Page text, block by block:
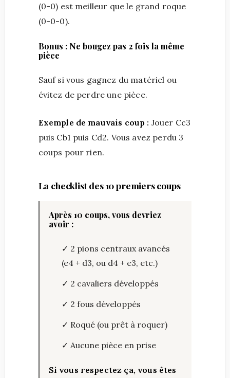
(0-0) est meilleur que le grand roque
(0-0-0).
Bonus : Ne bougez pas 2 fois la même
pièce
Sauf si vous gagnez du matériel ou
évitez de perdre une pièce.
Exemple de mauvais coup : Jouer Cc3
puis Cb1 puis Cd2. Vous avez perdu 3
coups pour rien.
La checklist des 10 premiers coups
Après 10 coups, vous devriez
avoir :
✓ 2 pions centraux avancés
(e4 + d3, ou d4 + e3, etc.)
✓ 2 cavaliers développés
✓ 2 fous développés
✓ Roqué (ou prêt à roquer)
✓ Aucune pièce en prise
Si vous respectez ça, vous êtes